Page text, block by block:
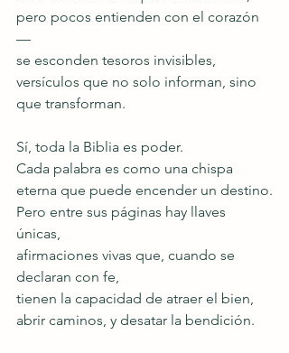
pero pocos entienden con el corazón
—
se esconden tesoros invisibles,
versículos que no solo informan, sino
que transforman.
Sí, toda la Biblia es poder.
Cada palabra es como una chispa
eterna que puede encender un destino.
Pero entre sus páginas hay llaves
únicas,
afirmaciones vivas que, cuando se
declaran con fe,
tienen la capacidad de atraer el bien,
abrir caminos, y desatar la bendición.